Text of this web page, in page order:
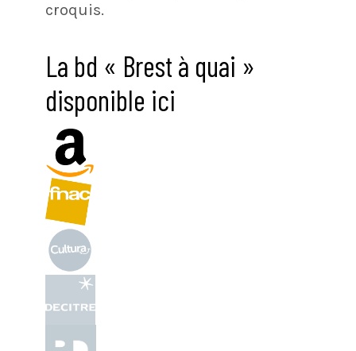
croquis.
La bd « Brest à quai »
disponible ici